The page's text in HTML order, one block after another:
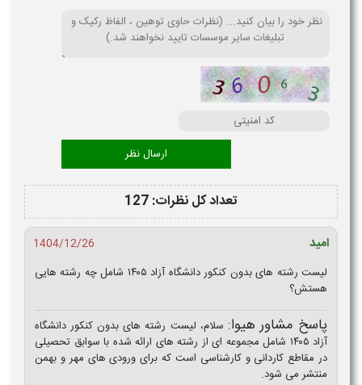
تعداد کل نظرات: 127
امید
1404/12/26
لیست رشته های بدون کنکور دانشگاه آزاد ۱۴۰۵ شامل چه رشته هایی
هستش؟
پاسخ مشاور هیوا: سلام، لیست رشته های بدون کنکور دانشگاه
آزاد ۱۴۰۵ شامل مجموعه‌ ای از رشته‌ های ارائه‌ شده با سوابق تحصیلی
در مقاطع کاردانی و کارشناسی است که برای ورودی‌ های مهر و بهمن
منتشر می‌ شود.